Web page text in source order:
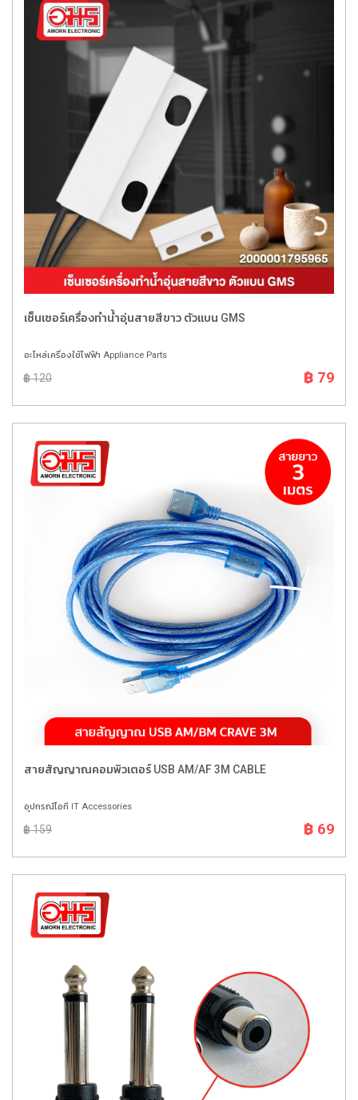
เซ็นเซอร์เครื่องทำน้ำอุ่นสายสีขาว ตัวแบน GMS
อะไหล่เครื่องใช้ไฟฟ้า Appliance Parts
฿ 120 ฿ 79
สายสัญญาณคอมพิวเตอร์ USB AM/AF 3M CABLE
อุปกรณ์ไอที IT Accessories
฿ 159 ฿ 69